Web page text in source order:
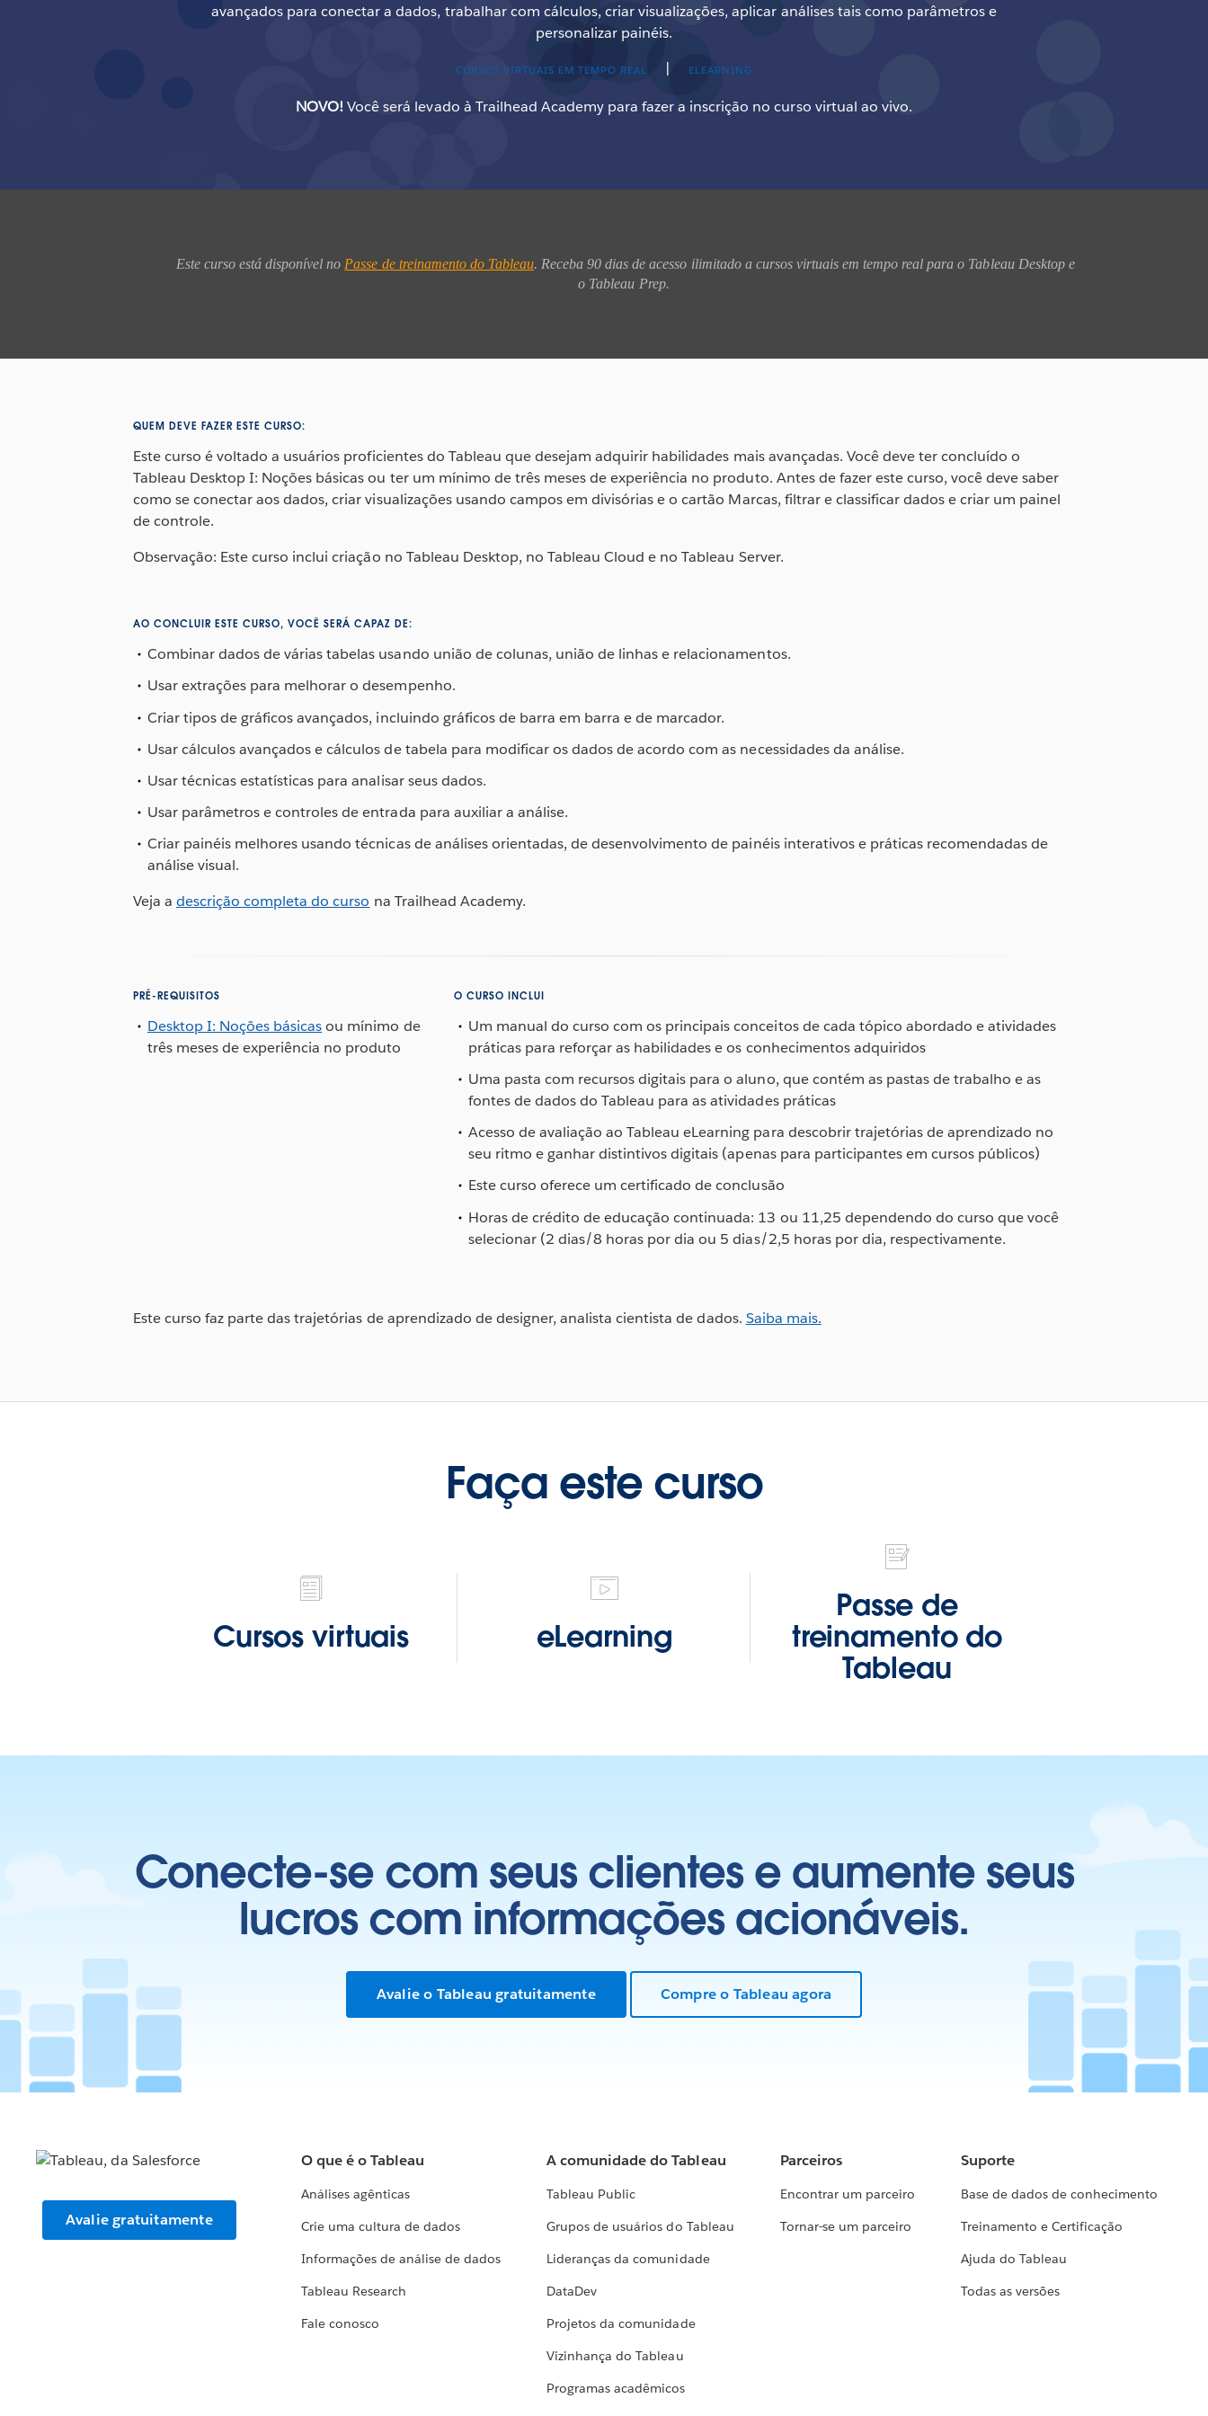
avançados para conectar a dados, trabalhar com cálculos, criar visualizações, aplicar análises tais como parâmetros e
personalizar painéis.
CURSOS VIRTUAIS EM TEMPO REAL | ELEARNING
NOVO! Você será levado à Trailhead Academy para fazer a inscrição no curso virtual ao vivo.
Este curso está disponível no Passe de treinamento do Tableau. Receba 90 dias de acesso ilimitado a cursos virtuais em tempo real para o Tableau Desktop e
o Tableau Prep.
QUEM DEVE FAZER ESTE CURSO:
Este curso é voltado a usuários proficientes do Tableau que desejam adquirir habilidades mais avançadas. Você deve ter concluído o
Tableau Desktop I: Noções básicas ou ter um mínimo de três meses de experiência no produto. Antes de fazer este curso, você deve saber
como se conectar aos dados, criar visualizações usando campos em divisórias e o cartão Marcas, filtrar e classificar dados e criar um painel
de controle.
Observação: Este curso inclui criação no Tableau Desktop, no Tableau Cloud e no Tableau Server.
AO CONCLUIR ESTE CURSO, VOCÊ SERÁ CAPAZ DE:
Combinar dados de várias tabelas usando união de colunas, união de linhas e relacionamentos.
Usar extrações para melhorar o desempenho.
Criar tipos de gráficos avançados, incluindo gráficos de barra em barra e de marcador.
Usar cálculos avançados e cálculos de tabela para modificar os dados de acordo com as necessidades da análise.
Usar técnicas estatísticas para analisar seus dados.
Usar parâmetros e controles de entrada para auxiliar a análise.
Criar painéis melhores usando técnicas de análises orientadas, de desenvolvimento de painéis interativos e práticas recomendadas de
análise visual.
Veja a descrição completa do curso na Trailhead Academy.
PRÉ-REQUISITOS
Desktop I: Noções básicasou mínimo de
três meses de experiência no produto
O CURSO INCLUI
Um manual do curso com os principais conceitos de cada tópico abordado e atividades
práticas para reforçar as habilidades e os conhecimentos adquiridos
Uma pasta com recursos digitais para o aluno, que contém as pastas de trabalho e as
fontes de dados do Tableau para as atividades práticas
Acesso de avaliação ao Tableau eLearning para descobrir trajetórias de aprendizado no
seu ritmo e ganhar distintivos digitais (apenas para participantes em cursos públicos)
Este curso oferece um certificado de conclusão
Horas de crédito de educação continuada: 13 ou 11,25 dependendo do curso que você
selecionar (2 dias/8 horas por dia ou 5 dias/2,5 horas por dia, respectivamente.
Este curso faz parte das trajetórias de aprendizado de designer, analista cientista de dados. Saiba mais.
Faça este curso
Cursos virtuais eLearning
Passe de
treinamento do
Tableau
Conecte-se com seus clientes e aumente seus
lucros com informações acionáveis.
Avalie o Tableau gratuitamente Compre o Tableau agora
Avalie gratuitamente
O que é o Tableau
Análises agênticas
Crie uma cultura de dados
Informações de análise de dados
Tableau Research
Fale conosco
A comunidade do Tableau
Tableau Public
Grupos de usuários do Tableau
Lideranças da comunidade
DataDev
Projetos da comunidade
Vizinhança do Tableau
Programas acadêmicos
Parceiros
Encontrar um parceiro
Tornar-se um parceiro
Suporte
Base de dados de conhecimento
Treinamento e Certificação
Ajuda do Tableau
Todas as versões